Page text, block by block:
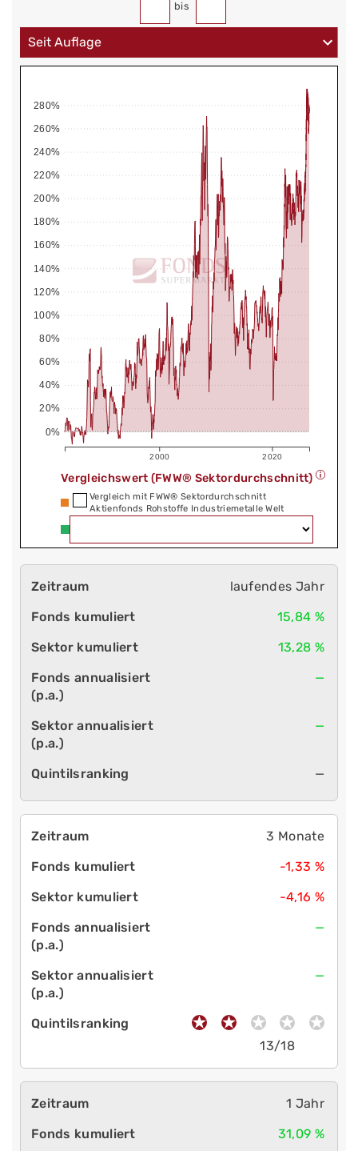
bis
2000 2020
0%
20%
40%
60%
80%
100%
120%
140%
160%
180%
200%
220%
240%
260%
280%
Vergleichswert (FWW® Sektordurchschnitt)
Vergleich mit FWW® Sektordurchschnitt
Aktienfonds Rohstoffe Industriemetalle Welt
laufendes Jahr
15,84 %
13,28 %
—
—
—
3 Monate
-1,33 %
-4,16 %
—
—
13/18
1 Jahr
31,09 %